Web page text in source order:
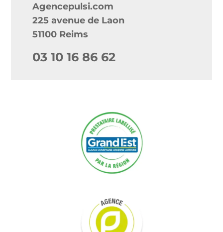
Agencepulsi.com
225 avenue de Laon
51100 Reims
03 10 16 86 62